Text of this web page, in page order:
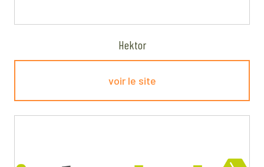
Hektor
voir le site